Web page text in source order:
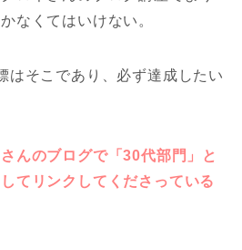
なくてはいけない。
はそこであり、必ず達成したい
んのブログで「30代部門」と
てリンクしてくださっている